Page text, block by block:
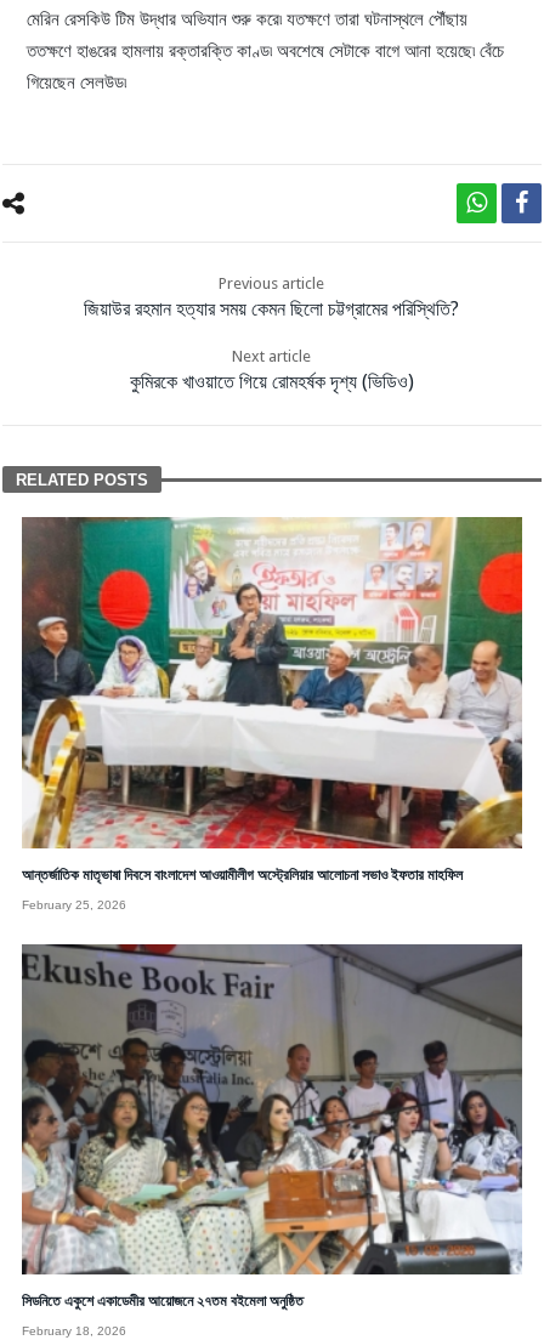
মেরিন রেসকিউ টিম উদ্ধার অভিযান শুরু করে৷ যতক্ষণে তারা ঘটনাস্থলে পৌঁছায়
ততক্ষণে হাঙরের হামলায় রক্তারক্তি কাণ্ড৷ অবশেষে সেটাকে বাগে আনা হয়েছে৷ বেঁচে
গিয়েছেন সেলউড৷
Previous article
জিয়াউর রহমান হত্যার সময় কেমন ছিলো চট্টগ্রামের পরিস্থিতি?
Next article
কুমিরকে খাওয়াতে গিয়ে রোমহর্ষক দৃশ্য (ভিডিও)
RELATED POSTS
আন্তর্জাতিক মাতৃভাষা দিবসে বাংলাদেশ আওয়ামীলীগ অস্ট্রেলিয়ার আলোচনা সভাও ইফতার মাহফিল
February 25, 2026
সিডনিতে একুশে একাডেমীর আয়োজনে ২৭তম বইমেলা অনুষ্ঠিত
February 18, 2026